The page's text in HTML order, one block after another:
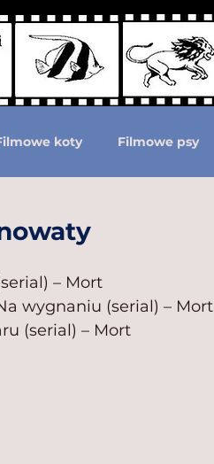
koty Filmowe psy
Zwierzęta górą!
– Mort
wygnaniu (serial) – Mort
(serial) – Mort